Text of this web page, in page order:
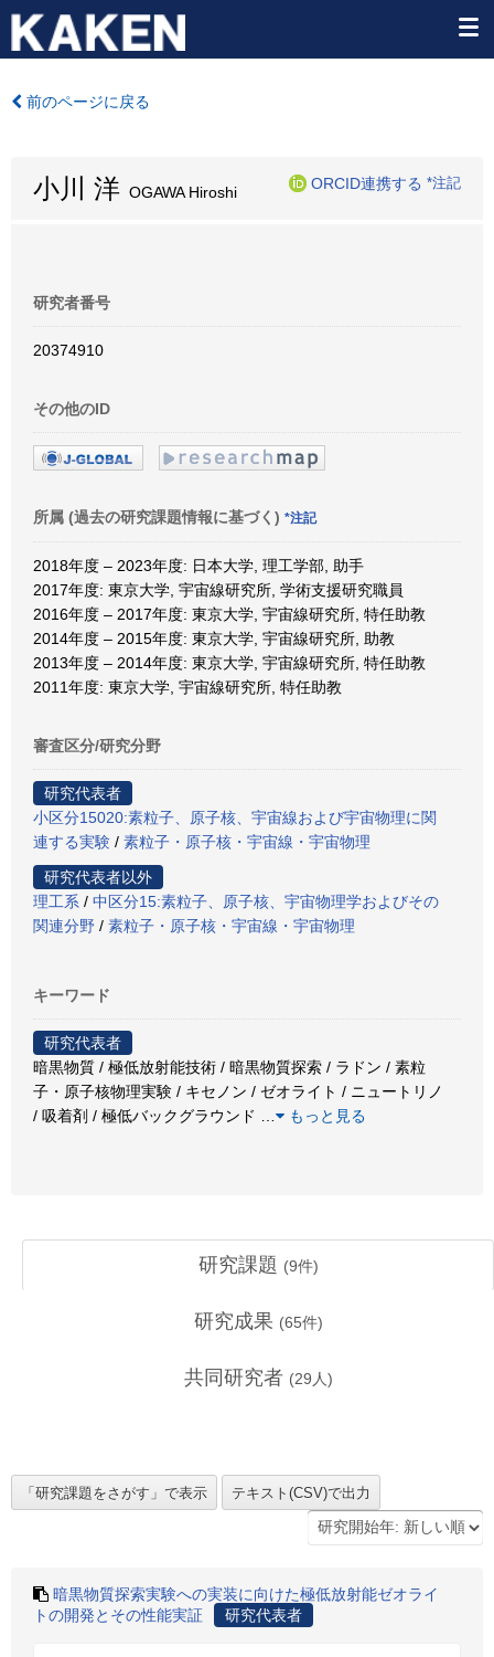
前のページに戻る
小川 洋 OGAWA Hiroshi
ORCID連携する *注記
研究者番号
20374910
その他のID
所属 (過去の研究課題情報に基づく) *注記
2018年度 – 2023年度: 日本大学, 理工学部, 助手
2017年度: 東京大学, 宇宙線研究所, 学術支援研究職員
2016年度 – 2017年度: 東京大学, 宇宙線研究所, 特任助教
2014年度 – 2015年度: 東京大学, 宇宙線研究所, 助教
2013年度 – 2014年度: 東京大学, 宇宙線研究所, 特任助教
2011年度: 東京大学, 宇宙線研究所, 特任助教
審査区分/研究分野
研究代表者
小区分15020:素粒子、原子核、宇宙線および宇宙物理に関
連する実験 / 素粒子・原子核・宇宙線・宇宙物理
研究代表者以外
理工系 / 中区分15:素粒子、原子核、宇宙物理学およびその
関連分野 / 素粒子・原子核・宇宙線・宇宙物理
キーワード
研究代表者
暗黒物質 / 極低放射能技術 / 暗黒物質探索 / ラドン / 素粒
子・原子核物理実験 / キセノン / ゼオライト / ニュートリノ
/ 吸着剤 / 極低バックグラウンド
もっと見る
研究課題 (9件)
研究成果 (65件)
共同研究者 (29 人)
暗黒物質探索実験への実装に向けた極低放射能ゼオライ
トの開発とその性能実証
研究代表者